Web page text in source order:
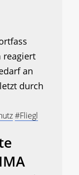
reagiert
an
durch
#Fliegl